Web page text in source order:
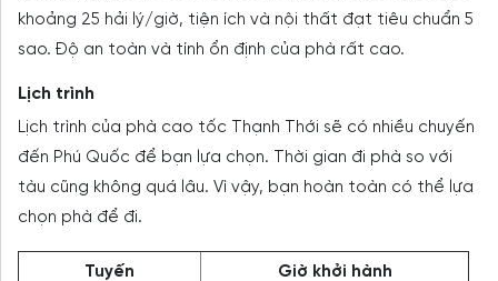
khoảng 25 hải lý/giờ, tiện ích và nội thất đạt tiêu chuẩn 5
sao. Độ an toàn và tính ổn định của phà rất cao.
Lịch trình
Lịch trình của phà cao tốc Thạnh Thới sẽ có nhiều chuyến
đến Phú Quốc để bạn lựa chọn. Thời gian đi phà so với
tàu cũng không quá lâu. Vì vậy, bạn hoàn toàn có thể lựa
chọn phà để đi.
Tuyến Giờ khởi hành